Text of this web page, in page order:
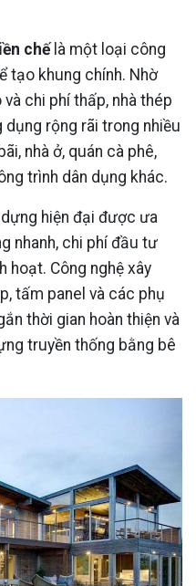
chếlà một loại công
tạo khung chính. Nhờ
chi phí thấp, nhà thép
rộng rãi trong nhiều
nhà ở, quán cà phê,
trình dân dụng khác.
hiện đại được ưa
nhanh, chi phí đầu tư
hoạt. Công nghệ xây
tấm panel và các phụ
thời gian hoàn thiện và
truyền thống bằng bê